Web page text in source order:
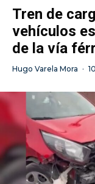
Tren de
vehículos
de la vía
Hugo Varela Mora ·